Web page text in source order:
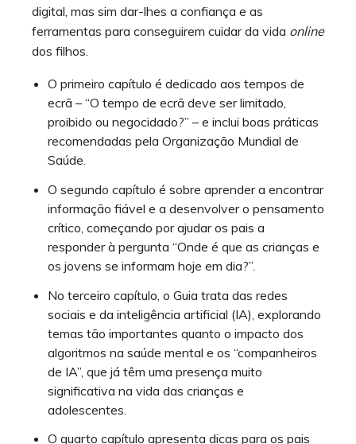
digital, mas sim dar-lhes a confiança e as
ferramentas para conseguirem cuidar da vida online
dos filhos.
O primeiro capítulo é dedicado aos tempos de
ecrã – “O tempo de ecrã deve ser limitado,
proibido ou negocidado?” – e inclui boas práticas
recomendadas pela Organização Mundial de
Saúde.
O segundo capítulo é sobre aprender a encontrar
informação fiável e a desenvolver o pensamento
crítico, começando por ajudar os pais a
responder à pergunta “Onde é que as crianças e
os jovens se informam hoje em dia?”.
No terceiro capítulo, o Guia trata das redes
sociais e da inteligência artificial (IA), explorando
temas tão importantes quanto o impacto dos
algoritmos na saúde mental e os “companheiros
de IA”, que já têm uma presença muito
significativa na vida das crianças e
adolescentes.
O quarto capítulo apresenta dicas para os pais